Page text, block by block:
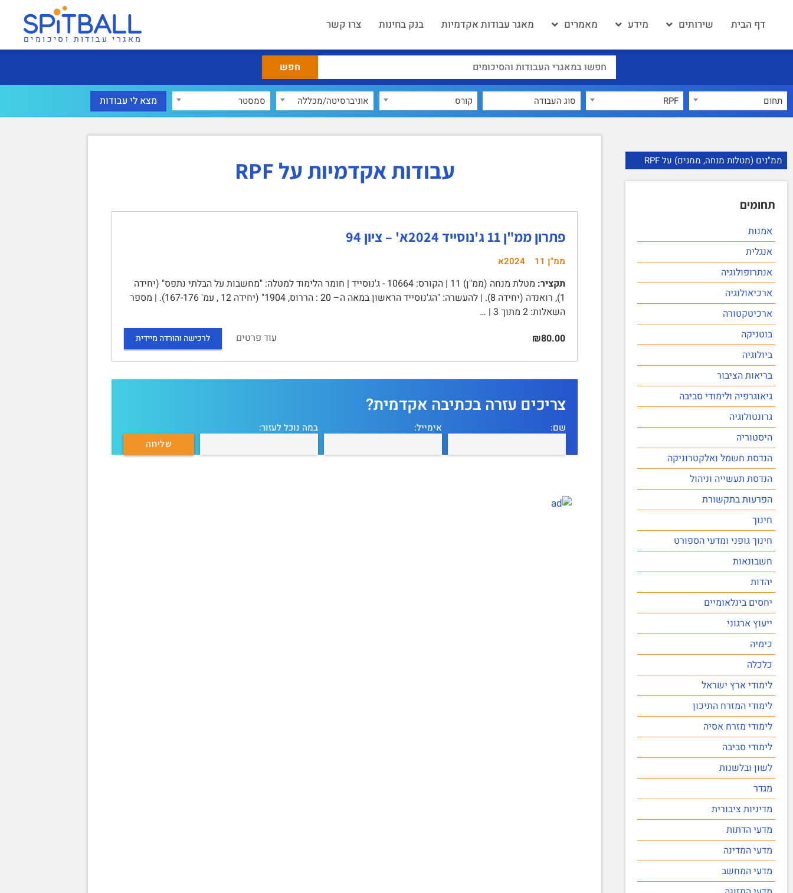
דף הבית שירותים מידע מאמרים מאגר עבודות אקדמיות בנק בחינות צרו קשר
מאגרי עבודות וסיכומים
תחום RPF קורס אוניברסיטה/מכללה סמסטר
ממ"נים (מטלות מנחה, ממנים) על RPF
תחומים
אמנות
אנגלית
אנתרופולוגיה
ארכיאולוגיה
ארכיטקטורה
בוטניקה
ביולוגיה
בריאות הציבור
גיאוגרפיה ולימודי סביבה
גרונטולוגיה
היסטוריה
הנדסת חשמל ואלקטרוניקה
הנדסת תעשייה וניהול
הפרעות בתקשורת
חינוך
חינוך גופני ומדעי הספורט
חשבונאות
יהדות
יחסים בינלאומיים
ייעוץ ארגוני
כימיה
כלכלה
לימודי ארץ ישראל
לימודי המזרח התיכון
לימודי מזרח אסיה
לימודי סביבה
לשון ובלשנות
מגדר
מדיניות ציבורית
מדעי הדתות
מדעי המדינה
מדעי המחשב
עבודות אקדמיות על RPF
פתרון ממ"ן 11 ג'נוסייד 2024א' – ציון 94
ממ"ן 11 2024א
תקציר:
מטלת מנחה (ממ"ן) 11 | הקורס: 10664 - ג'נוסייד | חומר הלימוד למטלה: "מחשבות על הבלתי נתפס" (יחידה
1), רואנדה (יחידה 8). | להעשרה: "הג'נוסייד הראשון במאה ה– 20 : הררוס, 1904" (יחידה 12 , עמ' 167-176). | מספר
השאלות: 2 מתוך 3 | …
₪80.00
עוד פרטים לרכישה והורדה מיידית
צריכים עזרה בכתיבה אקדמית?
שם: אימייל: במה נוכל לעזור: